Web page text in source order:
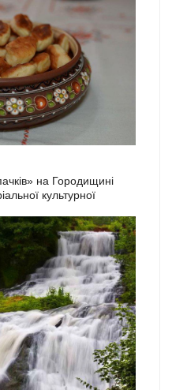
на Городищині
культурної